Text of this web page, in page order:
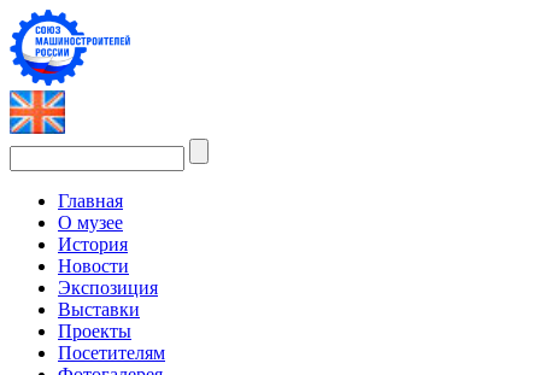
Главная
О музее
История
Новости
Экспозиция
Выставки
Проекты
Посетителям